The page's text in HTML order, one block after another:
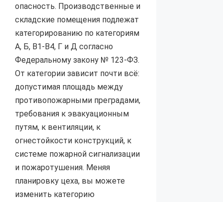
опасность. Производственные и
складские помещения подлежат
категорированию по категориям
А, Б, В1-В4, Г и Д согласно
Федеральному закону № 123-ФЗ.
От категории зависит почти всё:
допустимая площадь между
противопожарными преградами,
требования к эвакуационным
путям, к вентиляции, к
огнестойкости конструкций, к
системе пожарной сигнализации
и пожаротушения. Меняя
планировку цеха, вы можете
изменить категорию